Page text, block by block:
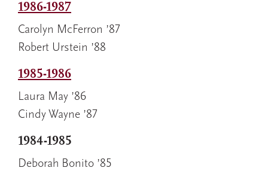
1986-1987
Carolyn McFerron ’87
Robert Urstein ’88
1985-1986
Laura May ’86
Cindy Wayne ’87
1984-1985
Deborah Bonito ’85